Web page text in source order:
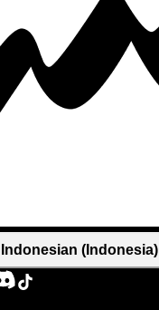
Indonesian (Indonesia)